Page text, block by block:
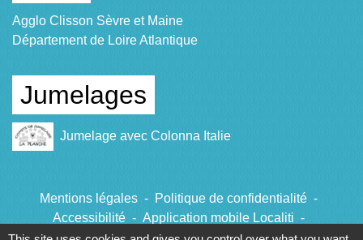
Agglo Clisson Sèvre et Maine
Département de Loire Atlantique
Jumelages
Jumelage avec Colonna Italie
Mentions légales - Politique de confidentialité -
Accessibilité - Application mobile Localiti -